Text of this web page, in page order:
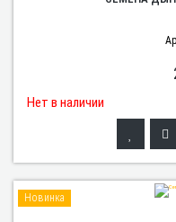
Нет в наличии
Новинка